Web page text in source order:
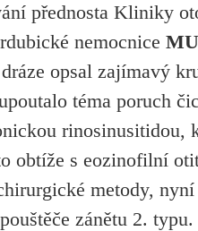
přednosta Kliniky
nemocnice
opsal zajímavý
téma poruch
rinosinusitidou,
obtíže s eozinofilní
metody,
zánětu 2. typu.